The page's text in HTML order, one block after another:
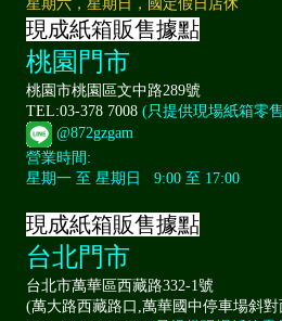
星期六，星期日，國定假日店休
現成紙箱販售據點
桃園門市
桃園市桃園區文中路289號
TEL:03-378 7008 (只提供現場紙箱零
@872gzgam
營業時間:
星期一 至 星期日 9:00 至 17:00
現成紙箱販售據點
台北門市
台北市萬華區西藏路332-1號
(萬大路西藏路口,萬華國中停車場斜對